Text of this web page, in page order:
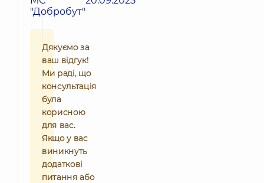
"Добробут"
Дякуємо за
ваш відгук!
Ми раді, що
консультація
була
корисною
для вас.
Якщо у вас
виникнуть
додаткові
питання або